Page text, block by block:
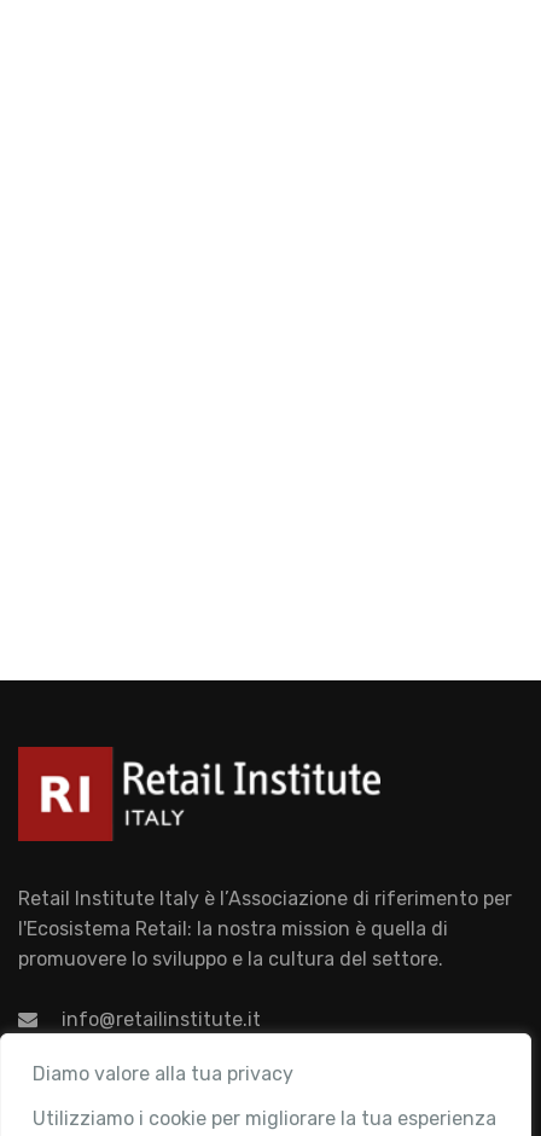
Diamo valore alla tua privacy
Utilizziamo i cookie per migliorare la tua esperienza
Retail Institute Italy è l’Associazione di riferimento per
l'Ecosistema Retail: la nostra mission è quella di
promuovere lo sviluppo e la cultura del settore.
info@retailinstitute.it
Associazione
Chi siamo